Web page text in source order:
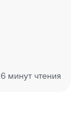
6 минут чтения